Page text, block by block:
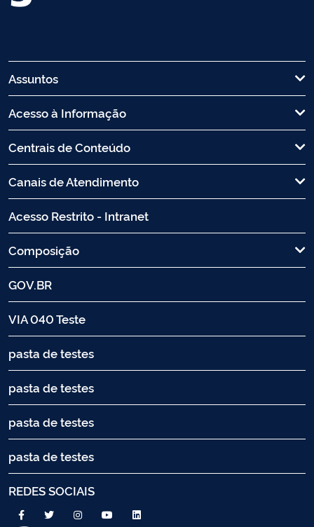
Assuntos
Acesso à Informação
Centrais de Conteúdo
Canais de Atendimento
Acesso Restrito - Intranet
Composição
GOV.BR
VIA 040 Teste
pasta de testes
pasta de testes
pasta de testes
pasta de testes
REDES SOCIAIS